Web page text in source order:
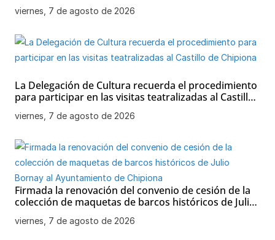
viernes, 7 de agosto de 2026
La Delegación de Cultura recuerda el procedimiento
para participar en las visitas teatralizadas al Castillo
de Chipiona
viernes, 7 de agosto de 2026
Firmada la renovación del convenio de cesión de la
colección de maquetas de barcos históricos de Julio
Bornay al Ayuntamiento de Chipiona
viernes, 7 de agosto de 2026